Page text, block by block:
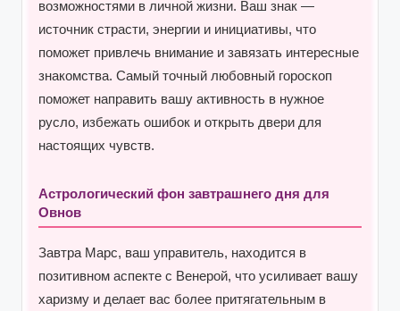
возможностями в личной жизни. Ваш знак —
источник страсти, энергии и инициативы, что
поможет привлечь внимание и завязать интересные
знакомства. Самый точный любовный гороскоп
поможет направить вашу активность в нужное
русло, избежать ошибок и открыть двери для
настоящих чувств.
Астрологический фон завтрашнего дня для
Овнов
Завтра Марс, ваш управитель, находится в
позитивном аспекте с Венерой, что усиливает вашу
харизму и делает вас более притягательным в